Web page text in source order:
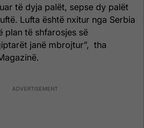
të dyja palët, sepse dy palët
Lufta është nxitur nga Serbia
plan të shfarosjes së
janë mbrojtur”, tha